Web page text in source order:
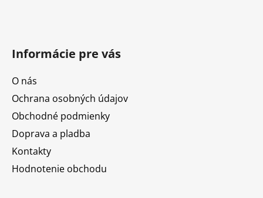
Informácie pre vás
O nás
Ochrana osobných údajov
Obchodné podmienky
Doprava a pladba
Kontakty
Hodnotenie obchodu